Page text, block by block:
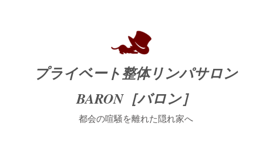
プライベート整体リンパサロン
BARON［バロン］
都会の喧騒を離れた隠れ家へ